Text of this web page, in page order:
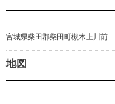
宮城県柴田郡柴田町槻木上川前
地図